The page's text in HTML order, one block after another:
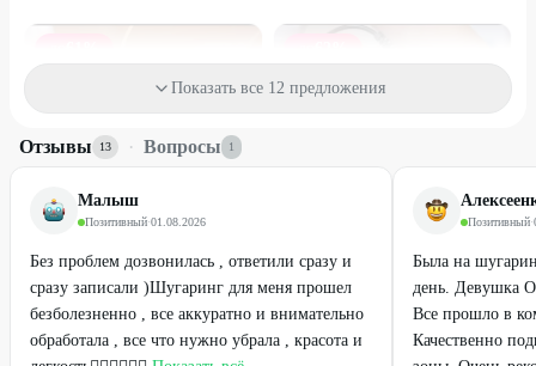
Кавитация Вакуумный массаж
Показать все 12 предложения
Отзывы 13 · Вопросы 1
Малыш
Позитивный·01.08.2026
Без проблем дозвонилась , ответили сразу и
сразу записали )Шугаринг для меня прошел
безболезненно , все аккуратно и внимательно
обработала , все что нужно убрала , красота и
Позитивный·
Была на
день. Девушка
Все прошло в
Качественно